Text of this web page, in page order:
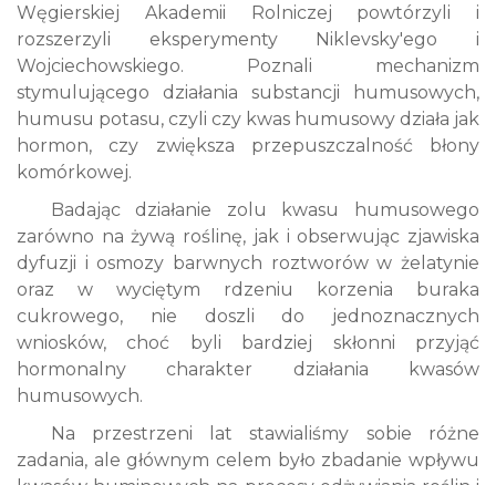
Węgierskiej Akademii Rolniczej powtórzyli i
rozszerzyli eksperymenty Niklevsky'ego i
Wojciechowskiego. Poznali mechanizm
stymulującego działania substancji humusowych,
humusu potasu, czyli czy kwas humusowy działa jak
hormon, czy zwiększa przepuszczalność błony
komórkowej.
Badając działanie zolu kwasu humusowego
zarówno na żywą roślinę, jak i obserwując zjawiska
dyfuzji i osmozy barwnych roztworów w żelatynie
oraz w wyciętym rdzeniu korzenia buraka
cukrowego, nie doszli do jednoznacznych
wniosków, choć byli bardziej skłonni przyjąć
hormonalny charakter działania kwasów
humusowych.
Na przestrzeni lat stawialiśmy sobie różne
zadania, ale głównym celem było zbadanie wpływu